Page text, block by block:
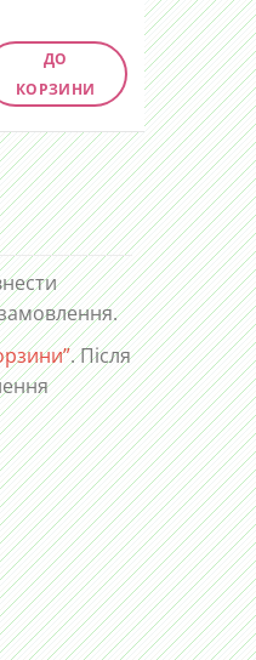
ДО
КОРЗИНИ
400.00
. Після